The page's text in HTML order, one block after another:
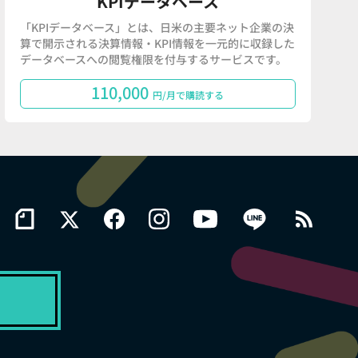
「KPIデータベース」とは、日米の主要ネット企業の決
算で開示される決算情報・KPI情報を一元的に収録した
データベースへの閲覧権限を付与するサービスです。
110,000 円/月で購読する